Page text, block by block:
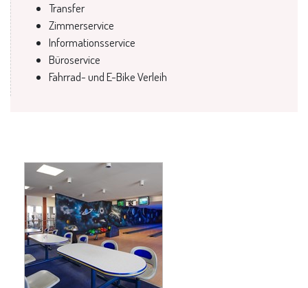
Transfer
Zimmerservice
Informationsservice
Büroservice
Fahrrad- und E-Bike Verleih